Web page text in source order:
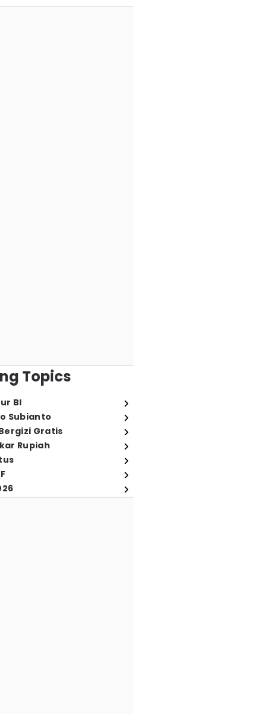
Topics
BI
Subianto
Gratis
Rupiah